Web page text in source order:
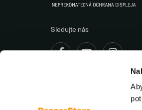
Sledujte nás